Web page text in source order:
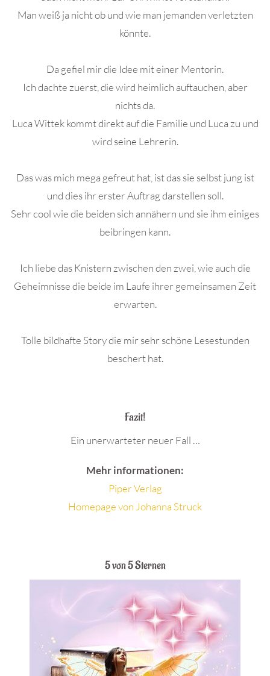
Man weiß ja nicht ob und wie man jemanden verletzten
könnte.
Da gefiel mir die Idee mit einer Mentorin.
Ich dachte zuerst, die wird heimlich auftauchen, aber
nichts da.
Luca Wittek kommt direkt auf die Familie und Luca zu und
wird seine Lehrerin.
Das was mich mega gefreut hat, ist das sie selbst jung ist
und dies ihr erster Auftrag darstellen soll.
Sehr cool wie die beiden sich annähern und sie ihm einiges
beibringen kann.
Ich liebe das Knistern zwischen den zwei, wie auch die
Geheimnisse die beide im Laufe ihrer gemeinsamen Zeit
erwarten.
Tolle bildhafte Story die mir sehr schöne Lesestunden
beschert hat.
Fazit!
Ein unerwarteter neuer Fall …
Mehr informationen:
Piper Verlag
Homepage von Johanna Struck
5 von 5 Sternen